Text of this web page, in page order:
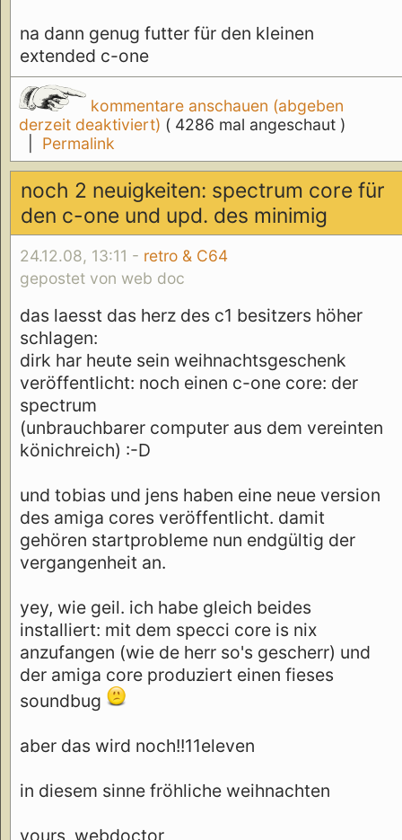
na dann genug futter für den kleinen
extended c-one
kommentare anschauen (abgeben
derzeit deaktiviert) ( 4286 mal angeschaut )
Permalink
noch 2 neuigkeiten: spectrum core für
den c-one und upd. des minimig
24.12.08, 13:11 - retro & C64
gepostet von web doc
das laesst das herz des c1 besitzers höher
schlagen:
dirk har heute sein weihnachtsgeschenk
veröffentlicht: noch einen c-one core: der
spectrum
(unbrauchbarer computer aus dem vereinten
könichreich) :-D
und tobias und jens haben eine neue version
des amiga cores veröffentlicht. damit
gehören startprobleme nun endgültig der
vergangenheit an.
yey, wie geil. ich habe gleich beides
installiert: mit dem specci core is nix
anzufangen (wie de herr so's gescherr) und
der amiga core produziert einen fieses
soundbug
aber das wird noch!!11eleven
in diesem sinne fröhliche weihnachten